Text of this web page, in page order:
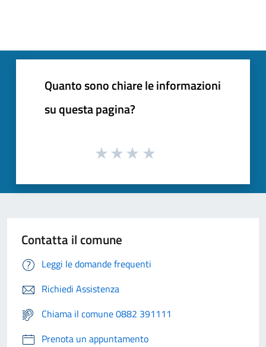
Quanto sono chiare le informazioni
su questa pagina?
Contatta il comune
Leggi le domande frequenti
Richiedi Assistenza
Chiama il comune 0882 391111
Prenota un appuntamento